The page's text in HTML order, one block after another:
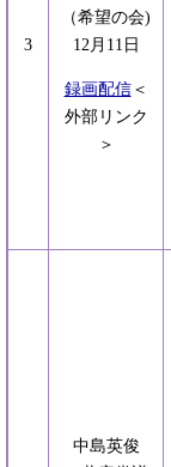
3
（希望の会)
12月11日
録画配信＜
外部リンク
＞
中島英俊